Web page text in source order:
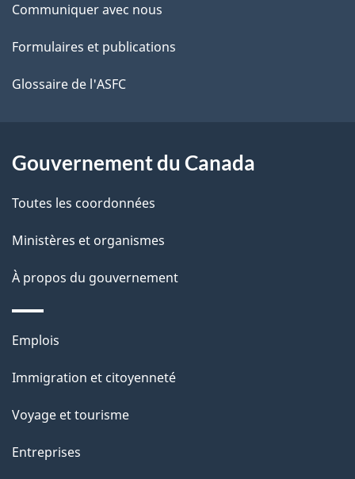
s
d
e
a
p
a
g
e
ce
site
Communiquer avec nous
Formulaires et publications
Glossaire de l'ASFC
Gouvernement du Canada
Toutes les coordonnées
Ministères et organismes
À propos du gouvernement
Thèmes
sujets
Emplois
Immigration et citoyenneté
Voyage et tourisme
Entreprises